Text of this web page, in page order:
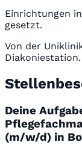
Einrichtungen
gesetzt.
Von der
Diakoniestation.
Deine
(m/w/d) in